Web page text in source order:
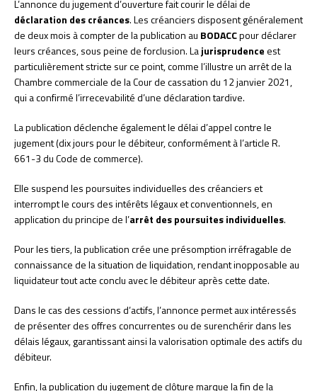
L’annonce du jugement d’ouverture fait courir le délai de
déclaration des créances. Les créanciers disposent généralement
de deux mois à compter de la publication au BODACCpour déclarer
leurs créances, sous peine de forclusion. Lajurisprudenceest
particulièrement stricte sur ce point, comme l’illustre un arrêt de la
Chambre commerciale de la Cour de cassation du 12 janvier 2021,
qui a confirmé l’irrecevabilité d’une déclaration tardive.
La publication déclenche également le délai d’appel contre le
jugement (dix jours pour le débiteur, conformément à l’article R.
661-3 du Code de commerce).
Elle suspend les poursuites individuelles des créanciers et
interrompt le cours des intérêts légaux et conventionnels, en
application du principe de l’arrêt des poursuites individuelles.
Pour les tiers, la publication crée une présomption irréfragable de
connaissance de la situation de liquidation, rendant inopposable au
liquidateur tout acte conclu avec le débiteur après cette date.
Dans le cas des cessions d’actifs, l’annonce permet aux intéressés
de présenter des offres concurrentes ou de surenchérir dans les
délais légaux, garantissant ainsi la valorisation optimale des actifs du
débiteur.
Enfin, la publication du jugement de clôture marque la fin de la